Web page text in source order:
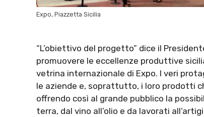
Expo, Piazzetta Sicilia
“L’obiettivo del progetto” dice il
promuovere le eccellenze produttive
vetrina internazionale di Expo. I veri
le aziende e, soprattutto, i loro prodotti
offrendo così al grande pubblico la
terra, dal vino all’olio e da lavorati